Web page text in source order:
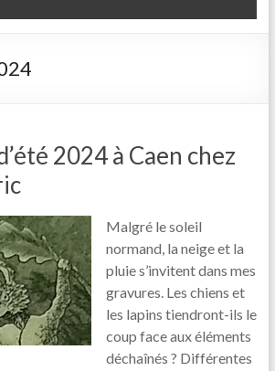
2024 à Caen chez
Malgré le soleil
normand, la neige et la
pluie s’invitent dans mes
gravures. Les chiens et
les lapins tiendront-ils le
coup face aux éléments
déchaînés ? Différentes